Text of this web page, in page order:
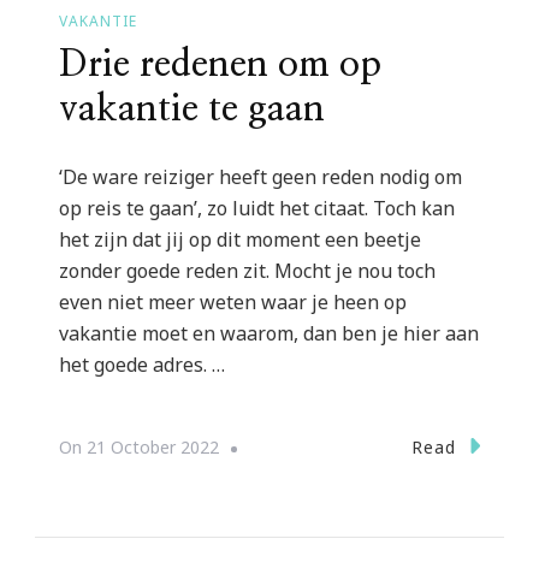
VAKANTIE
Drie redenen om op
vakantie te gaan
‘De ware reiziger heeft geen reden nodig om
op reis te gaan’, zo luidt het citaat. Toch kan
het zijn dat jij op dit moment een beetje
zonder goede reden zit. Mocht je nou toch
even niet meer weten waar je heen op
vakantie moet en waarom, dan ben je hier aan
het goede adres. …
On 21 October 2022 Read